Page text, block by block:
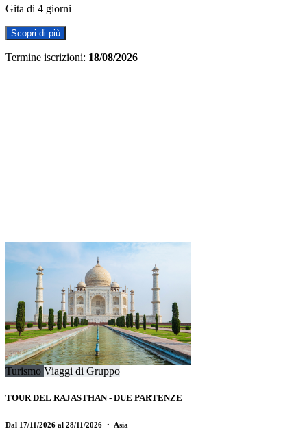
Gita di 4 giorni
Scopri di più
Termine iscrizioni: 18/08/2026
Turismo Viaggi di Gruppo
TOUR DEL RAJASTHAN - DUE PARTENZE
Dal 17/11/2026 al 28/11/2026 ・ Asia